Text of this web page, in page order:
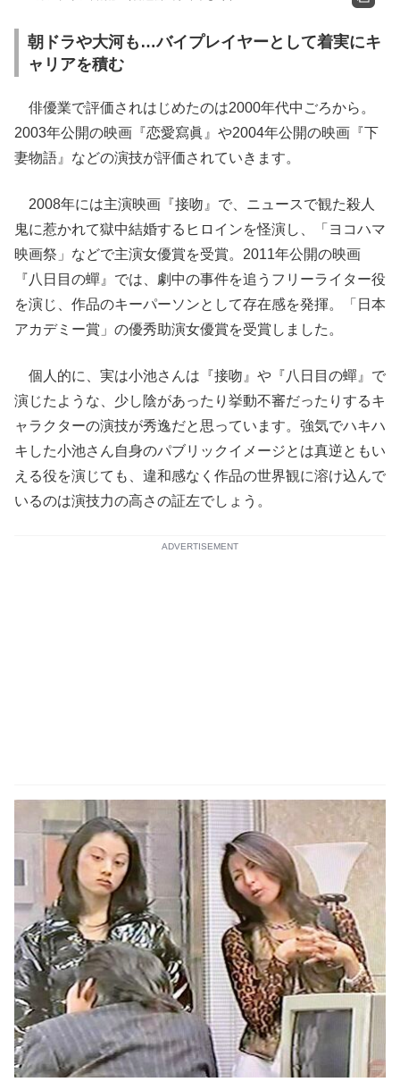
朝ドラや大河も…バイプレイヤーとして着実にキ
ャリアを積む
俳優業で評価されはじめたのは2000年代中ごろから。
2003年公開の映画『恋愛寫眞』や2004年公開の映画『下
妻物語』などの演技が評価されていきます。
2008年には主演映画『接吻』で、ニュースで観た殺人
鬼に惹かれて獄中結婚するヒロインを怪演し、「ヨコハマ
映画祭」などで主演女優賞を受賞。2011年公開の映画
『八日目の蟬』では、劇中の事件を追うフリーライター役
を演じ、作品のキーパーソンとして存在感を発揮。「日本
アカデミー賞」の優秀助演女優賞を受賞しました。
個人的に、実は小池さんは『接吻』や『八日目の蟬』で
演じたような、少し陰があったり挙動不審だったりするキ
ャラクターの演技が秀逸だと思っています。強気でハキハ
キした小池さん自身のパブリックイメージとは真逆ともい
える役を演じても、違和感なく作品の世界観に溶け込んで
いるのは演技力の高さの証左でしょう。
ADVERTISEMENT